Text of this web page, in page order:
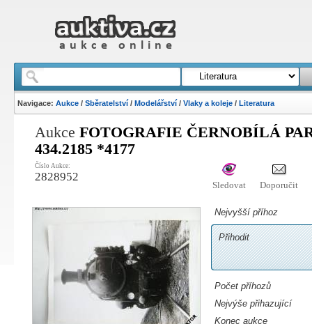
Navigace:Aukce /Sběratelství /Modelářství /Vlaky a koleje /Literatura
AukceFOTOGRAFIE ČERNOBÍLÁ
434.2185 *4177
Číslo Aukce:
2828952
Sledovat Doporučit
Nejvyšší příhoz
Přihodit
Počet příhozů
Nejvýše přihazující
Konec aukce